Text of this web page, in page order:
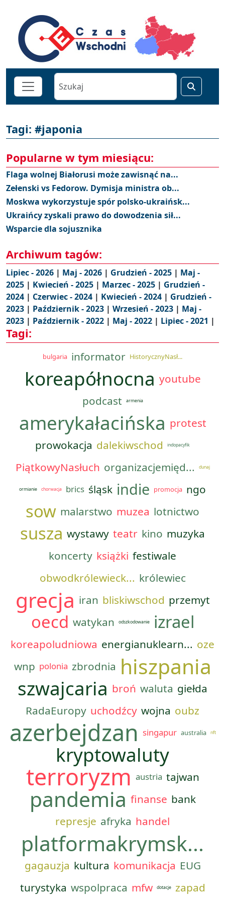
Tagi: #japonia
Popularne w tym miesiącu:
Flaga wolnej Białorusi może zawisnąć na...
Zełenski vs Fedorow. Dymisja ministra ob...
Moskwa wykorzystuje spór polsko-ukraińsk...
Ukraińcy zyskali prawo do dowodzenia sił...
Wsparcie dla sojusznika
Archiwum tagów:
Lipiec - 2026 | Maj - 2026 | Grudzień - 2025 | Maj -
2025 | Kwiecień - 2025 | Marzec - 2025 | Grudzień -
2024 | Czerwiec - 2024 | Kwiecień - 2024 | Grudzień -
2023 | Październik - 2023 | Wrzesień - 2023 | Maj -
2023 | Październik - 2022 | Maj - 2022 | Lipiec - 2021 |
Tagi:
bulgaria informator HistorycznyNasł...
koreapółnocna youtube
podcast
armenia
amerykałacińska protest
prowokacja dalekiwschod indopacyfik
PiątkowyNasłuch organizacjemięd... dunaj
ormianie chorwacja brics śląsk indie promocja ngo
sow malarstwo muzea lotnictwo
susza wystawy teatr kino muzyka
koncerty książki festiwale
obwodkrólewieck... królewiec
grecja iran bliskiwschod przemyt
oecd watykan odszkodowanie izrael
koreapoludniowa energianuklearn... oze
wnp polonia zbrodnia hiszpania
szwajcaria broń waluta giełda
RadaEuropy uchodźcy wojna oubz
azerbejdzan singapur australia nft
kryptowaluty
terroryzm austria tajwan
pandemia finanse bank
represje afryka handel
platformakrymsk...
gagauzja kultura komunikacja EUG
turystyka wspolpraca mfw dotacje zapad